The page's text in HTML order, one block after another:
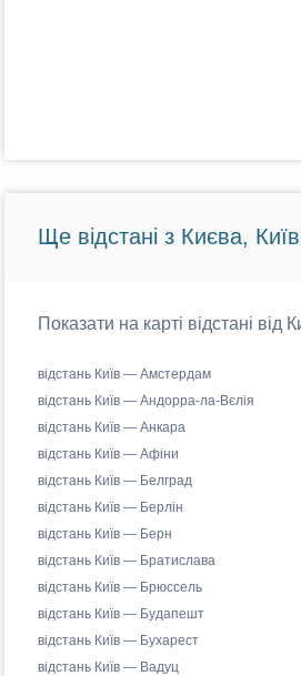
Ще відстані з Києва,
Показати на карті відстані
відстань Київ — Амстердам
відстань Київ — Андорра-ла-Вєлія
відстань Київ — Анкара
відстань Київ — Афіни
відстань Київ — Белград
відстань Київ — Берлін
відстань Київ — Берн
відстань Київ — Братислава
відстань Київ — Брюссель
відстань Київ — Будапешт
відстань Київ — Бухарест
відстань Київ — Вадуц